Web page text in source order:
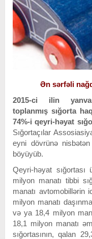
Ən sərfəli
2015-ci ilin
toplanmış sığorta
74%-i qeyri-həyat
Sığortaçılar
eyni dövrünə nisbətən
böyüyüb.
Qeyri-həyat
milyon manatı tibbi
manatı avtomobillərin
milyon manatı
və ya 18,4 milyon
18,1 milyon manatı
sığortasının, qalan